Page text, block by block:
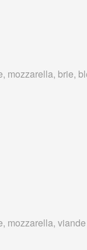
mozzarella, brie,
mozzarella,